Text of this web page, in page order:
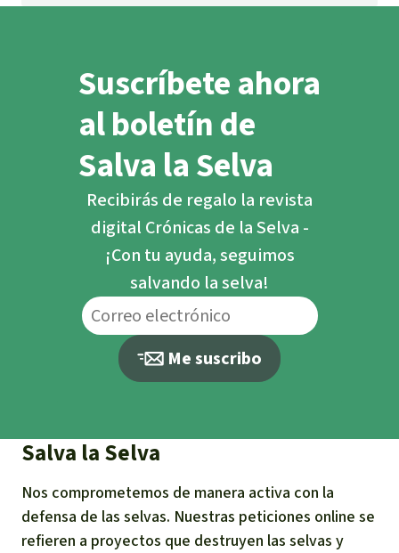
Suscríbete ahora
al boletín de
Salva la Selva
Recibirás de regalo la revista
digital Crónicas de la Selva -
¡Con tu ayuda, seguimos
salvando la selva!
Me suscribo
Salva la Selva
Nos comprometemos de manera activa con la
defensa de las selvas. Nuestras peticiones online se
refieren a proyectos que destruyen las selvas y